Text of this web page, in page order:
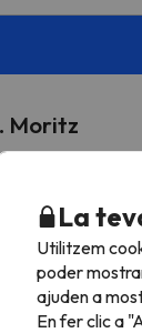
Moritz
La
Utilitzem
poder
ajuden a
En fer clic a